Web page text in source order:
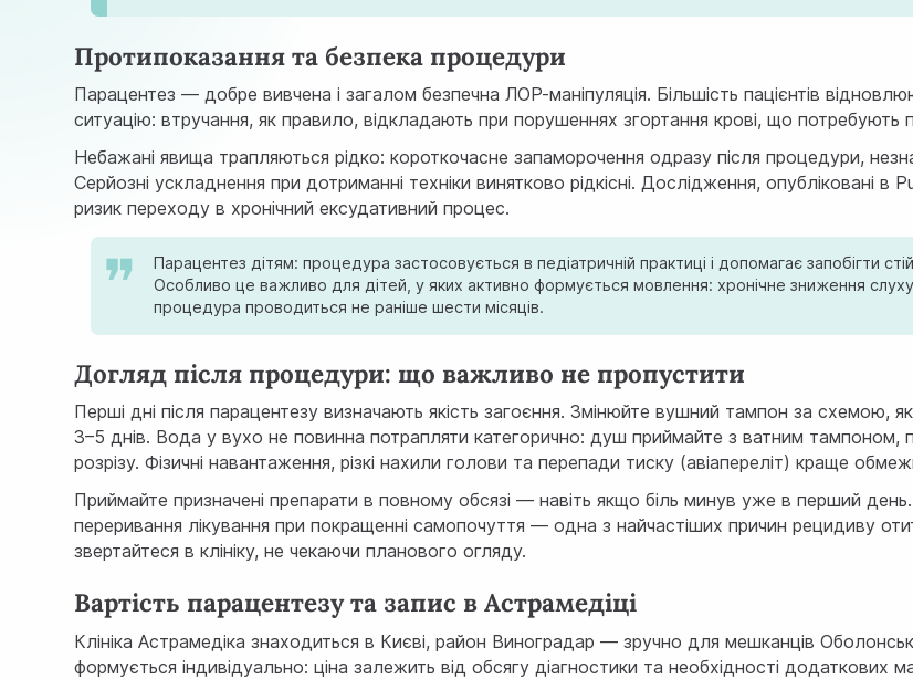
Протипоказання та безпека процедури
Парацентез — добре вивчена і загалом безпечна ЛОР-маніпуляція. Більшість пацієнтів
ситуацію: втручання, як правило, відкладають при порушеннях згортання крові, що
Небажані явища трапляються рідко: короткочасне запаморочення одразу після процедури,
Серйозні ускладнення при дотриманні техніки винятково рідкісні. Дослідження, опубліковані в
ризик переходу в хронічний ексудативний процес.
Парацентез дітям: процедура застосовується в педіатричній практиці і допомагає запобігти
Особливо це важливо для дітей, у яких активно формується мовлення: хронічне зниження
процедура проводиться не раніше шести місяців.
Догляд після процедури: що важливо не пропустити
Перші дні після парацентезу визначають якість загоєння. Змінюйте вушний тампон за схемою,
3–5 днів. Вода у вухо не повинна потрапляти категорично: душ приймайте з ватним
розрізу. Фізичні навантаження, різкі нахили голови та перепади тиску (авіапереліт) краще
Приймайте призначені препарати в повному обсязі — навіть якщо біль минув уже в перший
переривання лікування при покращенні самопочуття — одна з найчастіших причин рецидиву
звертайтеся в клініку, не чекаючи планового огляду.
Вартість парацентезу та запис в Астрамедіці
Клініка Астрамедіка знаходиться в Києві, район Виноградар — зручно для мешканців
формується індивідуально: ціна залежить від обсягу діагностики та необхідності